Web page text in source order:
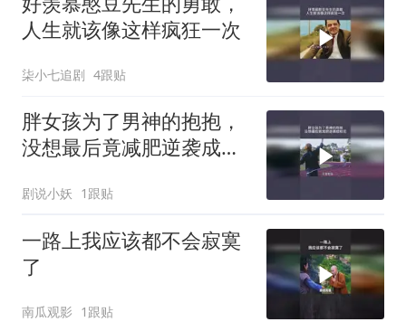
人生就该像这样疯狂一次
柒小七追剧 4跟贴
胖女孩为了男神的抱抱，
没想最后竟减肥逆袭成校
剧说小妖 1跟贴
一路上我应该都不会寂寞
了
南瓜观影 1跟贴